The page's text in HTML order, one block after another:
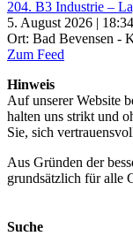
204. B3 Industrie –
5. August 2026 | 18:34
Ort: Bad Bevensen -
Zum Feed
Hinweis
Auf unserer Website
halten uns strikt und
Sie, sich
Aus Gründen der
grundsätzlich für alle
Suche